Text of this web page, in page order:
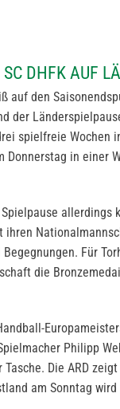
DHFK AUF
auf den
der
spielfreie Wochen
Donnerstag in einer
allerdings
Für
die
Philipp
Die ARD
am Sonntag